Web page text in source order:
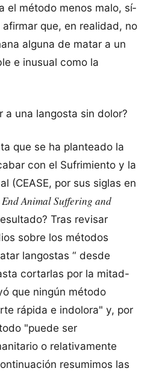
el método menos malo, sí­
que, en realidad, no
alguna de matar a un
e inusual como la
a una langosta sin dolor?
que se ha planteado la
con el Sufrimiento y la
(CEASE, por sus siglas en
Animal Suffering and
Tras revisar
sobre los métodos
langostas “ desde
cortarlas por la mitad-
que ningún método
rápida e indolora" y, por
"puede ser
o relativamente
resumimos las